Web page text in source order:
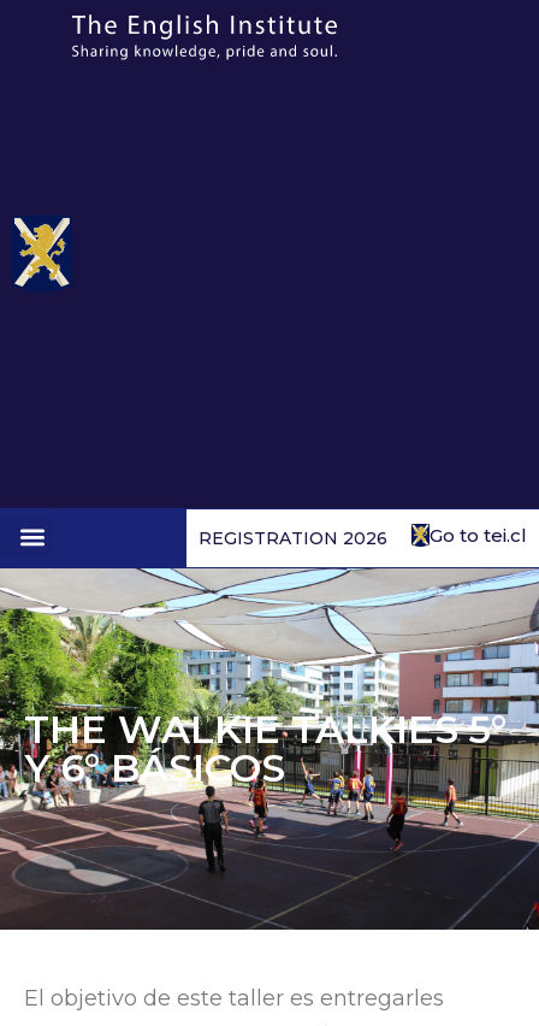
Go to tei.cl
REGISTRATION 2026
THE WALKIE TALKIES 5°
Y 6° BÁSICOS
El objetivo de este taller es entregarles